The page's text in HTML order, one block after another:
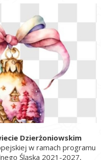
Dzierżoniowskim
w ramach programu
Śląska 2021-2027,